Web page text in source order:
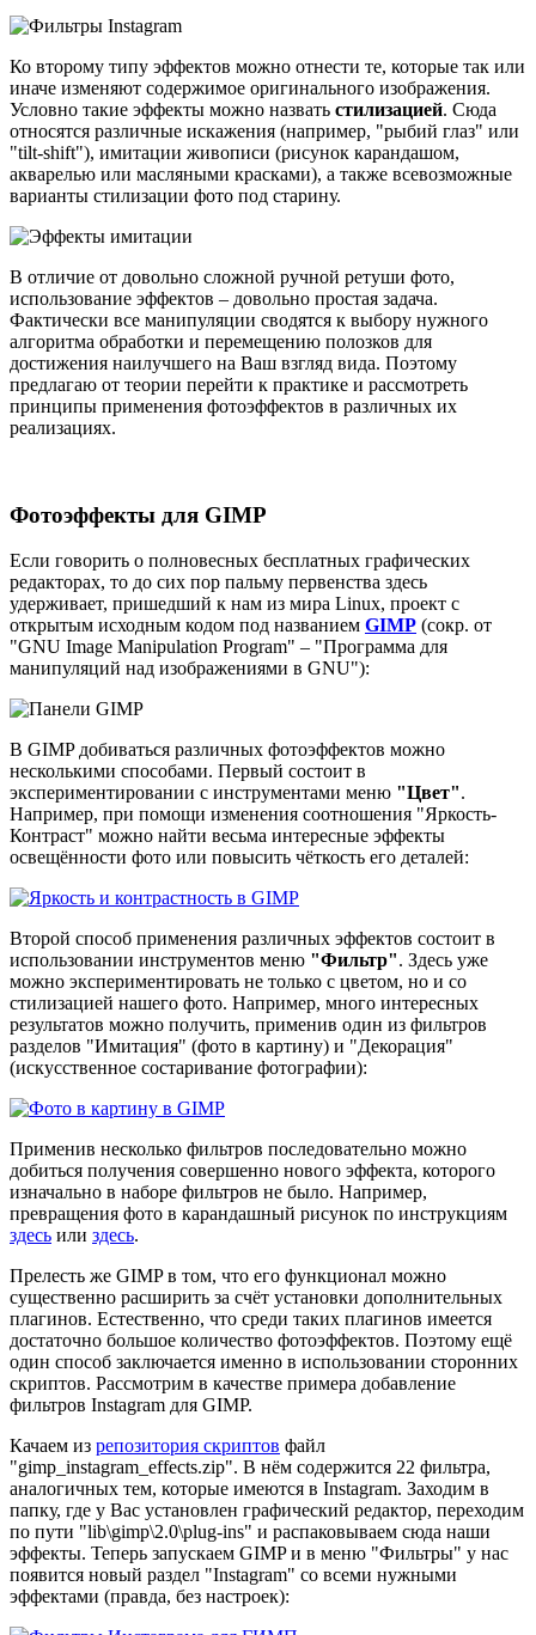
Ко второму типу эффектов можно отнести те, которые так или
иначе изменяют содержимое оригинального изображения.
Условно такие эффекты можно назвать стилизацией. Сюда
относятся различные искажения (например, "рыбий глаз" или
"tilt-shift"), имитации живописи (рисунок карандашом,
акварелью или масляными красками), а также всевозможные
варианты стилизации фото под старину.
В отличие от довольно сложной ручной ретуши фото,
использование эффектов – довольно простая задача.
Фактически все манипуляции сводятся к выбору нужного
алгоритма обработки и перемещению полозков для
достижения наилучшего на Ваш взгляд вида. Поэтому
предлагаю от теории перейти к практике и рассмотреть
принципы применения фотоэффектов в различных их
реализациях.
Фотоэффекты для GIMP
Если говорить о полновесных бесплатных графических
редакторах, то до сих пор пальму первенства здесь
удерживает, пришедший к нам из мира Linux, проект с
открытым исходным кодом под названием GIMP (сокр. от
"GNU Image Manipulation Program" – "Программа для
манипуляций над изображениями в GNU"):
В GIMP добиваться различных фотоэффектов можно
несколькими способами. Первый состоит в
экспериментировании с инструментами меню "Цвет".
Например, при помощи изменения соотношения "Яркость-
Контраст" можно найти весьма интересные эффекты
освещённости фото или повысить чёткость его деталей:
Второй способ применения различных эффектов состоит в
использовании инструментов меню "Фильтр". Здесь уже
можно экспериментировать не только с цветом, но и со
стилизацией нашего фото. Например, много интересных
результатов можно получить, применив один из фильтров
разделов "Имитация" (фото в картину) и "Декорация"
(искусственное состаривание фотографии):
Применив несколько фильтров последовательно можно
добиться получения совершенно нового эффекта, которого
изначально в наборе фильтров не было. Например,
превращения фото в карандашный рисунок по инструкциям
здесь или здесь.
Прелесть же GIMP в том, что его функционал можно
существенно расширить за счёт установки дополнительных
плагинов. Естественно, что среди таких плагинов имеется
достаточно большое количество фотоэффектов. Поэтому ещё
один способ заключается именно в использовании сторонних
скриптов. Рассмотрим в качестве примера добавление
фильтров Instagram для GIMP.
Качаем из репозитория скриптов файл
"gimp_instagram_effects.zip". В нём содержится 22 фильтра,
аналогичных тем, которые имеются в Instagram. Заходим в
папку, где у Вас установлен графический редактор, переходим
по пути "lib\gimp\2.0\plug-ins" и распаковываем сюда наши
эффекты. Теперь запускаем GIMP и в меню "Фильтры" у нас
появится новый раздел "Instagram" со всеми нужными
эффектами (правда, без настроек):